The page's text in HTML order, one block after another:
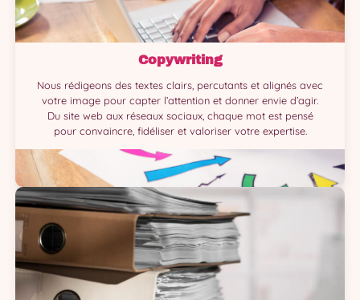
Copywriting
Nous rédigeons des textes clairs, percutants et alignés avec
votre image pour capter l’attention et donner envie d’agir.
Du site web aux réseaux sociaux, chaque mot est pensé
pour convaincre, fidéliser et valoriser votre expertise.